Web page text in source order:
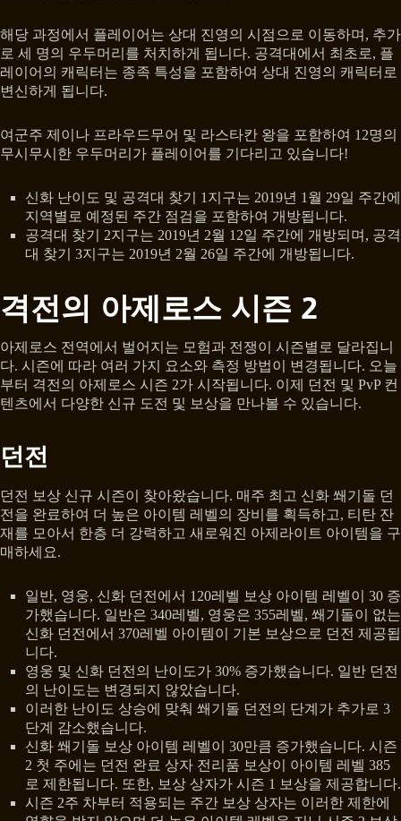
해당 과정에서 플레이어는 상대 진영의 시점으로 이동하며, 추가
로 세 명의 우두머리를 처치하게 됩니다. 공격대에서 최초로, 플
레이어의 캐릭터는 종족 특성을 포함하여 상대 진영의 캐릭터로
변신하게 됩니다.
여군주 제이나 프라우드무어 및 라스타칸 왕을 포함하여 12명의
무시무시한 우두머리가 플레이어를 기다리고 있습니다!
신화 난이도 및 공격대 찾기 1지구는 2019년 1월 29일 주간에
지역별로 예정된 주간 점검을 포함하여 개방됩니다.
공격대 찾기 2지구는 2019년 2월 12일 주간에 개방되며, 공격
대 찾기 3지구는 2019년 2월 26일 주간에 개방됩니다.
격전의 아제로스 시즌 2
아제로스 전역에서 벌어지는 모험과 전쟁이 시즌별로 달라집니
다. 시즌에 따라 여러 가지 요소와 측정 방법이 변경됩니다. 오늘
부터 격전의 아제로스 시즌 2가 시작됩니다. 이제 던전 및 PvP 컨
텐츠에서 다양한 신규 도전 및 보상을 만나볼 수 있습니다.
던전
던전 보상 신규 시즌이 찾아왔습니다. 매주 최고 신화 쐐기돌 던
전을 완료하여 더 높은 아이템 레벨의 장비를 획득하고, 티탄 잔
재를 모아서 한층 더 강력하고 새로워진 아제라이트 아이템을 구
매하세요.
일반, 영웅, 신화 던전에서 120레벨 보상 아이템 레벨이 30 증
가했습니다. 일반은 340레벨, 영웅은 355레벨, 쐐기돌이 없는
신화 던전에서 370레벨 아이템이 기본 보상으로 던전 제공됩
니다.
영웅 및 신화 던전의 난이도가 30% 증가했습니다. 일반 던전
의 난이도는 변경되지 않았습니다.
이러한 난이도 상승에 맞춰 쐐기돌 던전의 단계가 추가로 3
단계 감소했습니다.
신화 쐐기돌 보상 아이템 레벨이 30만큼 증가했습니다. 시즌
2 첫 주에는 던전 완료 상자 전리품 보상이 아이템 레벨 385
로 제한됩니다. 또한, 보상 상자가 시즌 1 보상을 제공합니다.
시즌 2주 차부터 적용되는 주간 보상 상자는 이러한 제한에